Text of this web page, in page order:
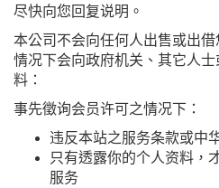
尽快向您回复说明。
本公司不会向任何人出售或出
情况下会向政府机关、其它人
料：
事先徵询会员许可之情况下：
违反本站之服务条款或中
只有透露你的个人资料，
服务